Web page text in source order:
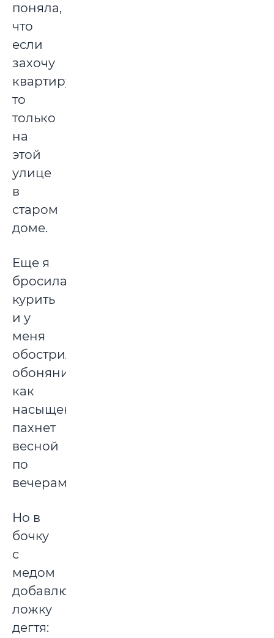
поняла,
что
если
захочу
квартиру,
то
только
на
этой
улице
в
старом
доме.
Еще я
бросила
курить
и у
меня
обострилось
обоняние,
как
насыщенно
пахнет
весной
по
вечерам!
Но в
бочку
с
медом
добавлю
ложку
дегтя: